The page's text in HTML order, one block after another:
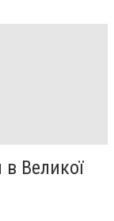
в Великої